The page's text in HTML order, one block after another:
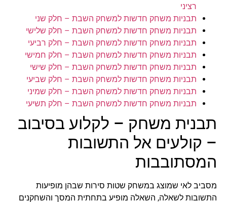
רציני
תבניות משחק חדשות למשחק השבת – חלק שני
תבניות משחק חדשות למשחק השבת – חלק שלישי
תבניות משחק חדשות למשחק השבת – חלק רביעי
תבניות משחק חדשות למשחק השבת – חלק חמישי
תבניות משחק חדשות למשחק השבת – חלק שישי
תבניות משחק חדשות למשחק השבת – חלק שביעי
תבניות משחק חדשות למשחק השבת – חלק שמיני
תבניות משחק חדשות למשחק השבת – חלק תשיעי
תבנית משחק – לקלוע בסיבוב
– קולעים אל התשובות
המסתובבות
מסביב לאי שמוצג במשחק שטות סירות שבהן מופיעות
התשובות לשאלה, השאלה מופיע בתחתית המסך והשחקנים